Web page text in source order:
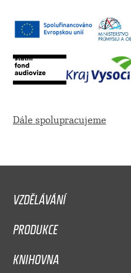
Dále spolupracujeme
VZDĚLÁVÁNÍ
PRODUKCE
KNIHOVNA